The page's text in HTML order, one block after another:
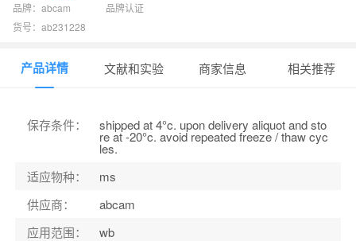
品牌：abcam
品牌认证
货号：ab231228
产品详情 文献和实验 商家信息 相关推荐
保存条件： shipped at 4°c. upon delivery aliquot and sto
re at -20°c. avoid repeated freeze / thaw cyc
les.
适应物种：
ms
供应商：
abcam
应用范围：
wb